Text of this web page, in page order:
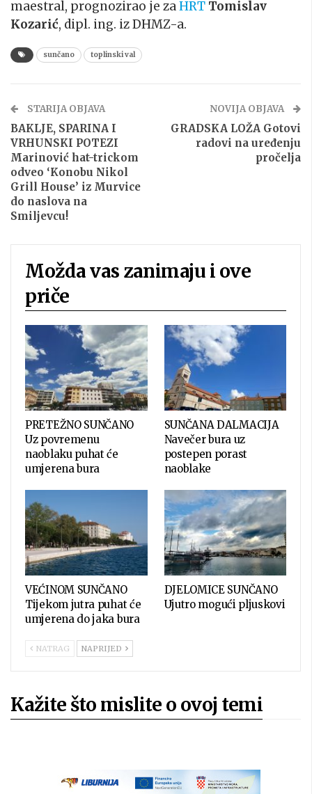
maestral, prognozirao je zaHRT Tomislav
Kozarić, dipl. ing. iz DHMZ-a.
sunčano toplinski val
STARIJA OBJAVA
BAKLJE, SPARINA I
VRHUNSKI POTEZI
Marinović hat-trickom
odveo ‘Konobu Nikol
Grill House’ iz Murvice
do naslova na
Smiljevcu!
NOVIJA OBJAVA
GRADSKA LOŽA Gotovi
radovi na uređenju
pročelja
Možda vas zanimaju i ove
priče
PRETEŽNO SUNČANO
Uz povremenu
naoblaku puhat će
umjerena bura
SUNČANA DALMACIJA
Navečer bura uz
postepen porast
naoblake
VEĆINOM SUNČANO
Tijekom jutra puhat će
umjerena do jaka bura
DJELOMICE SUNČANO
Ujutro mogući pljuskovi
NATRAG NAPRIJED
Kažite što mislite o ovoj temi